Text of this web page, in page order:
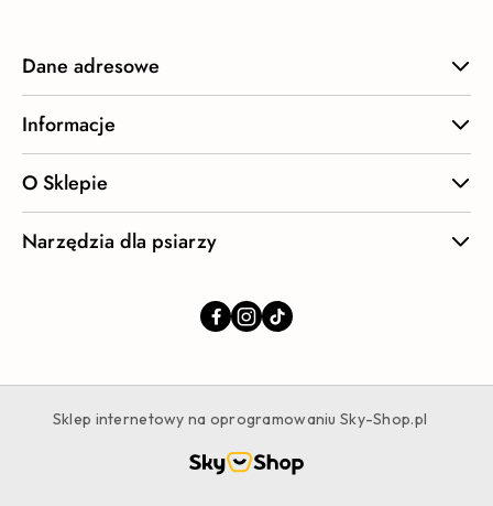
Dane adresowe
Informacje
O Sklepie
Narzędzia dla psiarzy
Sklep internetowy na oprogramowaniu Sky-Shop.pl